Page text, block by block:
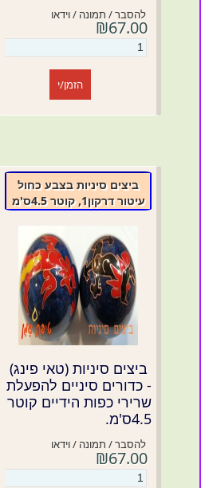
להסבר / תמונה / וידאו
₪67.00
הזמן/י
ביצים סיניות בצבע כחול
עיטור דרקון1, קוטר 4.5ס'מ
ביצים סיניות (טאי פינג)
- כדורים סיניים להפעלת
שרירי כפות הידיים קוטר
4.5ס'מ.
להסבר / תמונה / וידאו
₪67.00